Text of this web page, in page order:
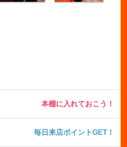
本棚に入れておこう！
毎日来店ポイントGET！